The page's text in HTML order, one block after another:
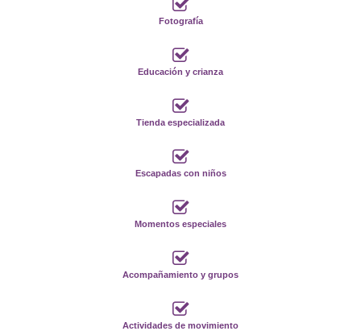
Fotografía
Educación y crianza
Tienda especializada
Escapadas con niños
Momentos especiales
Acompañamiento y grupos
Actividades de movimiento